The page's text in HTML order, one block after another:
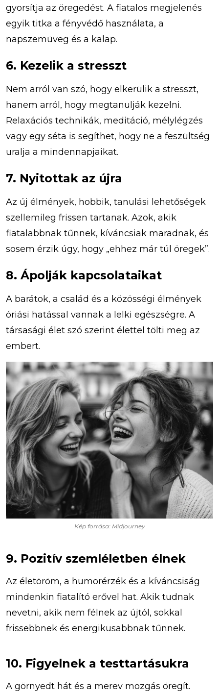
gyorsítja az öregedést. A fiatalos megjelenés
egyik titka a fényvédő használata, a
napszemüveg és a kalap.
6. Kezelik a stresszt
Nem arról van szó, hogy elkerülik a stresszt,
hanem arról, hogy megtanulják kezelni.
Relaxációs technikák, meditáció, mélylégzés
vagy egy séta is segíthet, hogy ne a feszültség
uralja a mindennapjaikat.
7. Nyitottak az újra
Az új élmények, hobbik, tanulási lehetőségek
szellemileg frissen tartanak. Azok, akik
fiatalabbnak tűnnek, kíváncsiak maradnak, és
sosem érzik úgy, hogy „ehhez már túl öregek”.
8. Ápolják kapcsolataikat
A barátok, a család és a közösségi élmények
óriási hatással vannak a lelki egészségre. A
társasági élet szó szerint élettel tölti meg az
embert.
Kép forrása: Midjourney
9. Pozitív szemléletben élnek
Az életöröm, a humorérzék és a kíváncsiság
mindenkin fiatalító erővel hat. Akik tudnak
nevetni, akik nem félnek az újtól, sokkal
frissebbnek és energikusabbnak tűnnek.
10. Figyelnek a testtartásukra
A görnyedt hát és a merev mozgás öregít.